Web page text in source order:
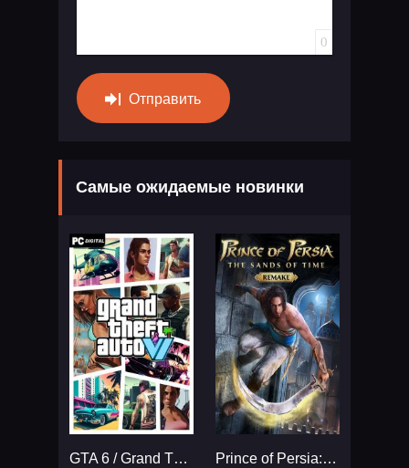
0
Отправить
Самые ожидаемые новинки
GTA 6 / Grand Theft Auto VI Prince of Persia: The Sands